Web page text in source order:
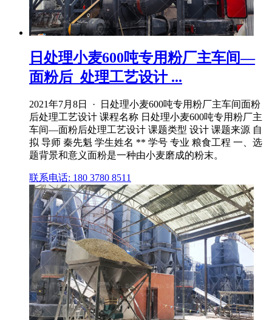
日处理小麦600吨专用粉厂主车间—
面粉后_处理工艺设计 ...
2021年7月8日 · 日处理小麦600吨专用粉厂主车间面粉
后处理工艺设计 课程名称 日处理小麦600吨专用粉厂主
车间—面粉后处理工艺设计 课题类型 设计 课题来源 自
拟 导师 秦先魁 学生姓名 ** 学号 专业 粮食工程 一、选
题背景和意义面粉是一种由小麦磨成的粉末。
联系电话: 180 3780 8511